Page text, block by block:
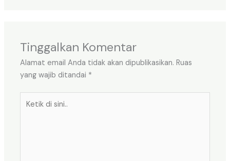
Tinggalkan Komentar
Alamat email Anda tidak akan dipublikasikan. Ruas
yang wajib ditandai *